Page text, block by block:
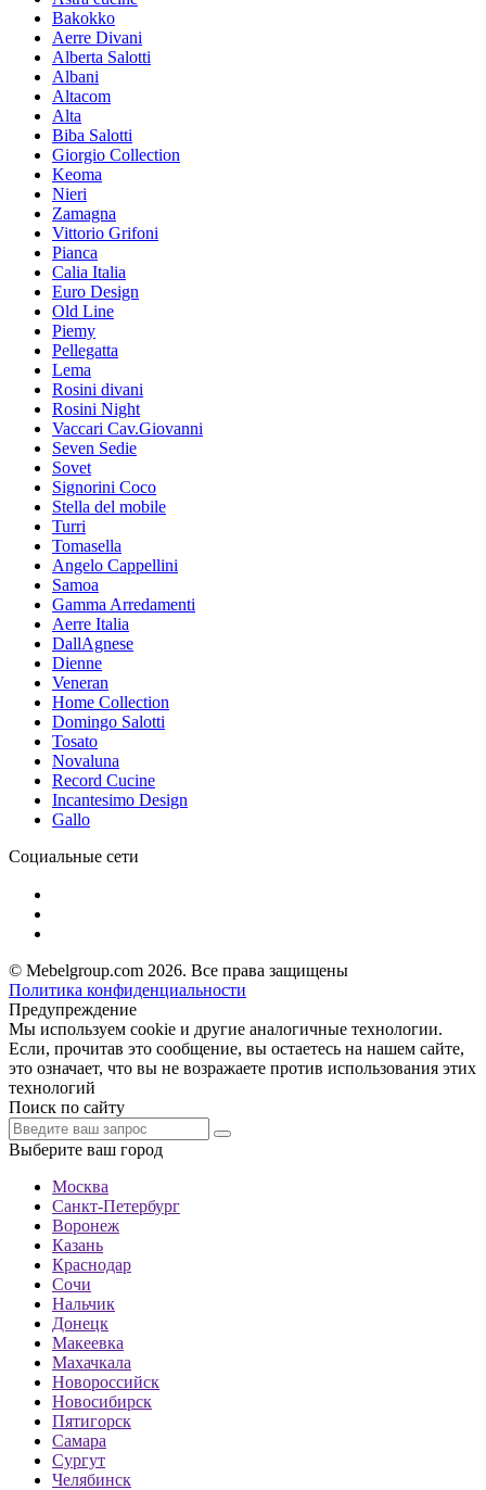
Bakokko
Aerre Divani
Alberta Salotti
Albani
Altacom
Alta
Biba Salotti
Giorgio Collection
Keoma
Nieri
Zamagna
Vittorio Grifoni
Pianca
Calia Italia
Euro Design
Old Line
Piemy
Pellegatta
Lema
Rosini divani
Rosini Night
Vaccari Cav.Giovanni
Seven Sedie
Sovet
Signorini Coco
Stella del mobile
Turri
Tomasella
Angelo Cappellini
Samoa
Gamma Arredamenti
Aerre Italia
DallAgnese
Dienne
Veneran
Home Collection
Domingo Salotti
Tosato
Novaluna
Record Cucine
Incantesimo Design
Gallo
Социальные сети
© Mebelgroup.com 2026. Все права защищены
Политика конфиденциальности
Предупреждение
Мы используем cookie и другие аналогичные технологии.
Если, прочитав это сообщение, вы остаетесь на нашем сайте,
это означает, что вы не возражаете против использования этих
технологий
Поиск по сайту
Выберите ваш город
Москва
Санкт-Петербург
Воронеж
Казань
Краснодар
Сочи
Нальчик
Донецк
Макеевка
Махачкала
Новороссийск
Новосибирск
Пятигорск
Самара
Сургут
Челябинск